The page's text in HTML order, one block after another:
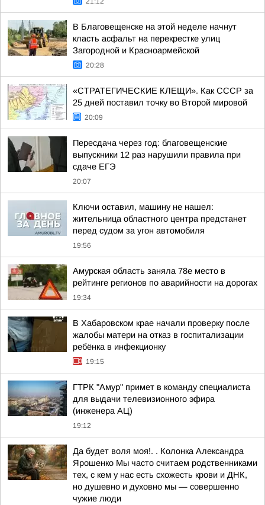
В Благовещенске на этой неделе начнут
класть асфальт на перекрестке улиц
Загородной и Красноармейской
20:28
«СТРАТЕГИЧЕСКИЕ КЛЕЩИ». Как СССР за
25 дней поставил точку во Второй мировой
20:09
Пересдача через год: благовещенские
выпускники 12 раз нарушили правила при
сдаче ЕГЭ
20:07
Ключи оставил, машину не нашел:
жительница областного центра предстанет
перед судом за угон автомобиля
19:56
Амурская область заняла 78е место в
рейтинге регионов по аварийности на дорогах
19:34
В Хабаровском крае начали проверку после
жалобы матери на отказ в госпитализации
ребёнка в инфекционку
19:15
ГТРК "Амур" примет в команду специалиста
для выдачи телевизионного эфира
(инженера АЦ)
19:12
Да будет воля моя!. . Колонка Александра
Ярошенко Мы часто считаем родственниками
тех, с кем у нас есть схожесть крови и ДНК,
но душевно и духовно мы — совершенно
чужие люди